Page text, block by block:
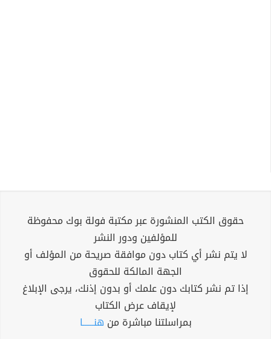
حقوق الكتب المنشورة عبر مكتبة فولة بوك محفوظة
للمؤلفين ودور النشر
لا يتم نشر أي كتاب دون موافقة صريحة من المؤلف أو
الجهة المالكة للحقوق
إذا تم نشر كتابك دون علمك أو بدون إذنك، يرجى الإبلاغ
لإيقاف عرض الكتاب
بمراسلتنا مباشرة من هنــــــا